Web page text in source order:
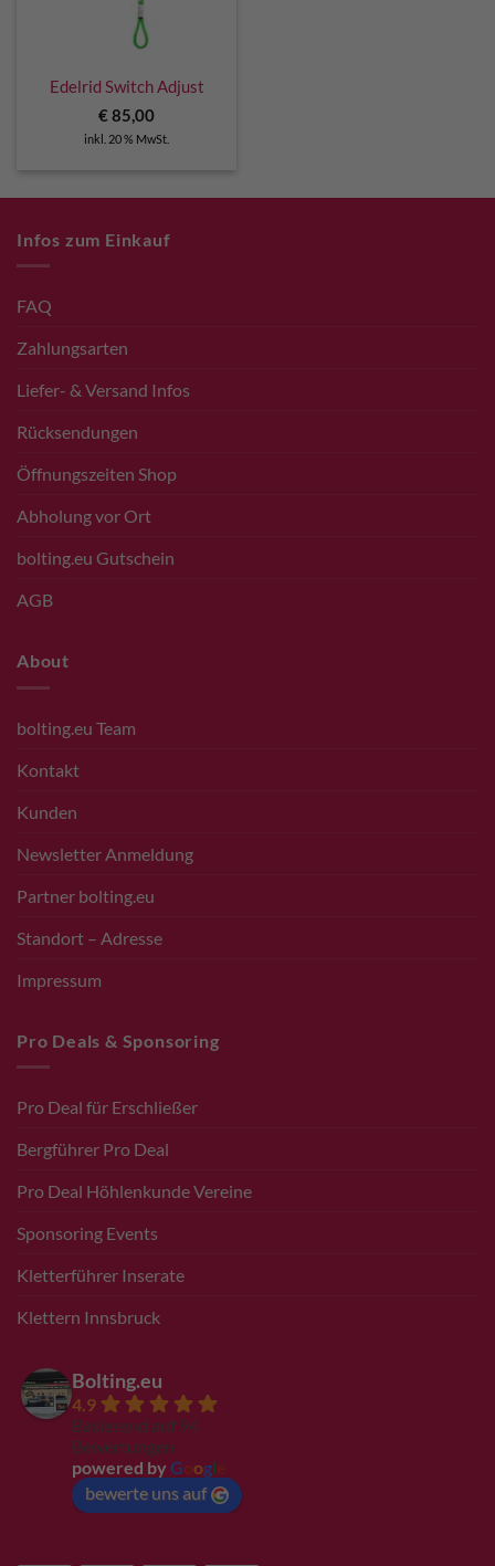
Edelrid Switch Adjust
€85,00
inkl. 20 % MwSt.
Infos zum Einkauf
FAQ
Zahlungsarten
Liefer- & Versand Infos
Rücksendungen
Öffnungszeiten Shop
Abholung vor Ort
bolting.eu Gutschein
AGB
About
bolting.eu Team
Kontakt
Kunden
Newsletter Anmeldung
Partner bolting.eu
Standort – Adresse
Impressum
Pro Deals & Sponsoring
Pro Deal für Erschließer
Bergführer Pro Deal
Pro Deal Höhlenkunde Vereine
Sponsoring Events
Kletterführer Inserate
Klettern Innsbruck
Bolting.eu
4.9
Basierend auf 94
Bewertungen
powered by G ogl
bewerte uns auf